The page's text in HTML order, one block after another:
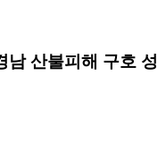
남 산불피해 구호 성